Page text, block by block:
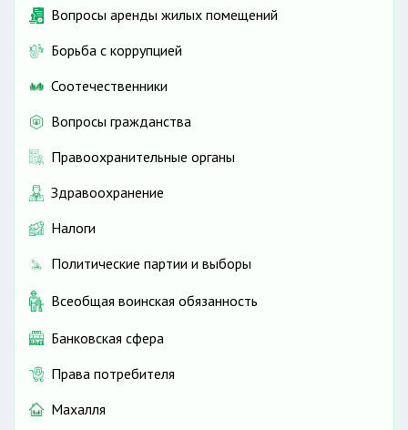
Вопросы аренды жилых помещений
Борьба с коррупцией
Соотечественники
Вопросы гражданства
Правоохранительные органы
Здравоохранение
Налоги
Политические партии и выборы
Всеобщая воинская обязанность
Банковская сфера
Права потребителя
Махалля